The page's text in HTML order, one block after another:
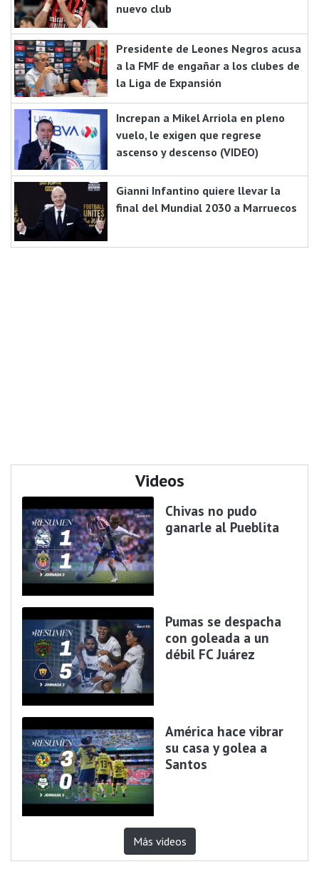
nuevo club
Presidente de Leones Negros acusa
a la FMF de engañar a los clubes de
la Liga de Expansión
Increpan a Mikel Arriola en pleno
vuelo, le exigen que regrese
ascenso y descenso (VIDEO)
Gianni Infantino quiere llevar la
final del Mundial 2030 a Marruecos
Videos
Chivas no pudo
ganarle al Pueblita
Pumas se despacha
con goleada a un
débil FC Juárez
América hace vibrar
su casa y golea a
Santos
Más videos